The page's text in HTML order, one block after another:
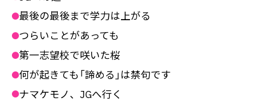
●最後の最後まで学力は上がる
●つらいことがあっても
●第一志望校で咲いた桜
●何が起きても「諦める」は禁句です
●ナマケモノ、JGへ行く